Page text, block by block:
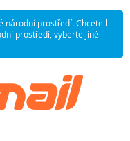
národní prostředí. Chcete-li
prostředí, vyberte jiné